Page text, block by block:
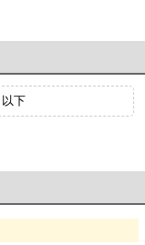
以下